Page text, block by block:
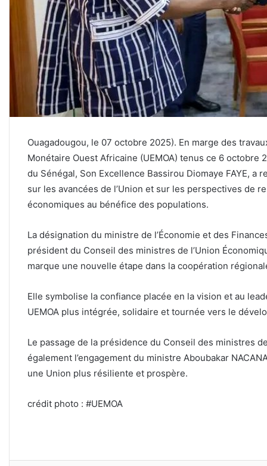
Ouagadougou, le 07 octobre 2025). En marge des
Monétaire Ouest Africaine (UEMOA) tenus ce 6 octobre
du Sénégal, Son Excellence Bassirou Diomaye FAYE, a
sur les avancées de l’Union et sur les perspectives de
économiques au bénéfice des populations.
La désignation du ministre de l’Économie et des
président du Conseil des ministres de l’Union
marque une nouvelle étape dans la coopération
Elle symbolise la confiance placée en la vision et au
UEMOA plus intégrée, solidaire et tournée vers le
Le passage de la présidence du Conseil des ministres
également l’engagement du ministre Aboubakar
une Union plus résiliente et prospère.
crédit photo : #UEMOA